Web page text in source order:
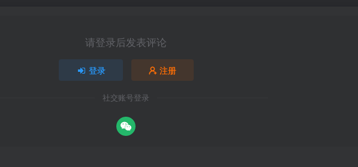
请登录后发表评论
登录 注册
社交账号登录